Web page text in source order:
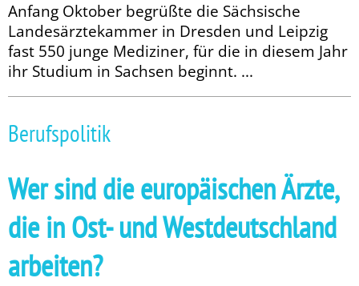
Anfang Oktober begrüßte die Sächsische
Landesärztekammer in Dresden und Leipzig
fast 550 junge Mediziner, für die in diesem Jahr
ihr Studium in Sachsen beginnt. ...
Berufspolitik
Wer sind die euro­päischen Ärzte,
die in Ost- und West­deutsch­land
arbeiten?